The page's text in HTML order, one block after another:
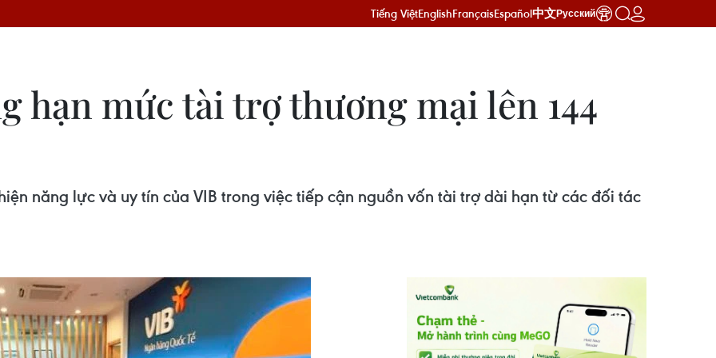
Tiếng ViệtEnglishFrançaisEspañol中文Русский
hạn mức tài trợ thương mại lên 144
năng lực và uy tín của VIB trong việc tiếp cận nguồn vốn tài trợ dài hạn từ các đối tác